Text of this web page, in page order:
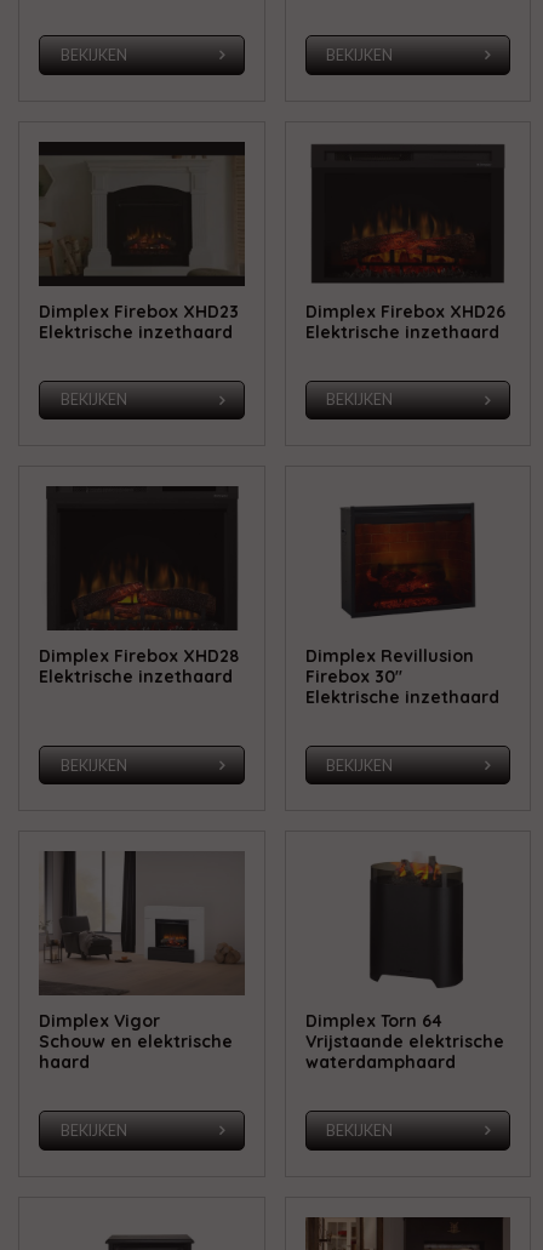
BEKIJKEN BEKIJKEN
Dimplex Firebox XHD23
Elektrische inzethaard
BEKIJKEN
Dimplex Firebox XHD26
Elektrische inzethaard
BEKIJKEN
Dimplex Firebox XHD28
Elektrische inzethaard
BEKIJKEN
Dimplex Revillusion
Firebox 30''
Elektrische inzethaard
BEKIJKEN
Dimplex Vigor
Schouw en elektrische
haard
BEKIJKEN
Dimplex Torn 64
Vrijstaande elektrische
waterdamphaard
BEKIJKEN